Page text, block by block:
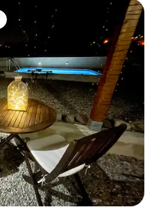
plus appréciés